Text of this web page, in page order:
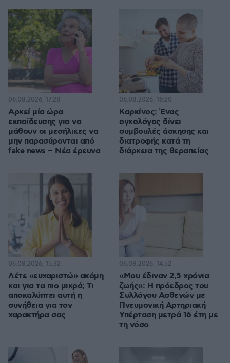
Αρκεί μία ώρα
εκπαίδευσης για να
μάθουν οι μεσήλικες να
μην παρασύρονται από
fake news – Νέα έρευνα
06.08.2026, 17:28
Καρκίνος: Ένας
ογκολόγος δίνει
συμβουλές άσκησης και
διατροφής κατά τη
διάρκεια της θεραπείας
06.08.2026, 16:20
Λέτε «ευχαριστώ» ακόμη
και για τα πιο μικρά; Τι
αποκαλύπτει αυτή η
συνήθεια για τον
χαρακτήρα σας
06.08.2026, 15:32
«Μου έδιναν 2,5 χρόνια
ζωής»: Η πρόεδρος του
Συλλόγου Ασθενών με
Πνευμονική Αρτηριακή
Υπέρταση μετρά 16 έτη με
τη νόσο
06.08.2026, 14:52